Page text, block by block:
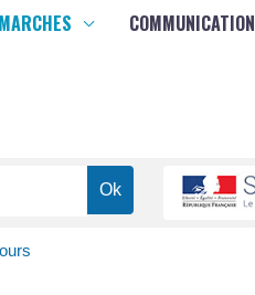
COMMUNICATION